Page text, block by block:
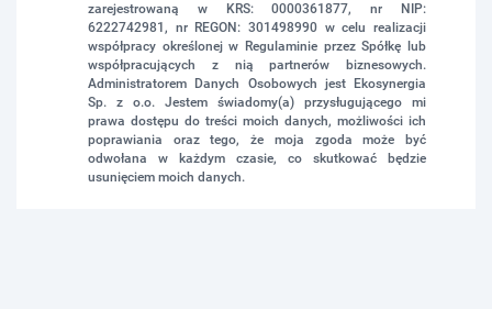
zarejestrowaną w KRS: 0000361877, nr NIP:
6222742981, nr REGON: 301498990 w celu realizacji
współpracy określonej w Regulaminie przez Spółkę lub
współpracujących z nią partnerów biznesowych.
Administratorem Danych Osobowych jest Ekosynergia
Sp. z o.o. Jestem świadomy(a) przysługującego mi
prawa dostępu do treści moich danych, możliwości ich
poprawiania oraz tego, że moja zgoda może być
odwołana w każdym czasie, co skutkować będzie
usunięciem moich danych.